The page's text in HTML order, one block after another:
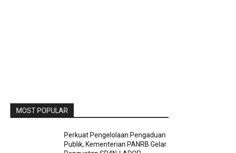
MOST POPULAR
Perkuat Pengelolaan Pengaduan
Publik, Kementerian PANRB Gelar